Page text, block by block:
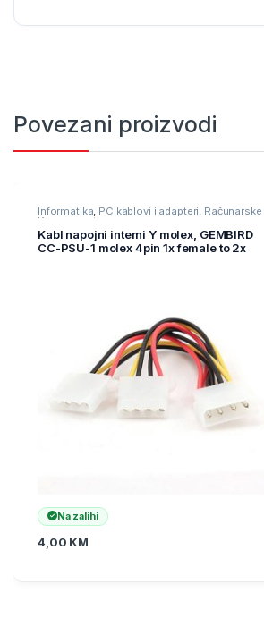
Povezani proizvodi
Informatika, PC kablovi i adapteri, Računarske
Komponente
Kabl napojni interni Y molex, GEMBIRD
CC-PSU-1 molex 4pin 1x female to 2x
Na zalihi
4,00 KM